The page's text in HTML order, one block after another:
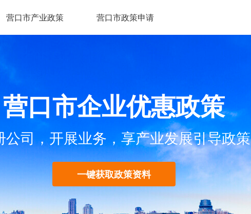
营口市产业政策 营口市政策申请
营口市企业优惠政策
公司，开展业务，享产业发展引导政策
一键获取政策资料